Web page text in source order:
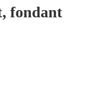
fondant